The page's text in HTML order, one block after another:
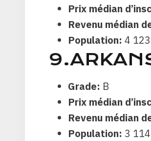
Prix ​​médian
Revenu médian
Population: 4
Grade: B
Prix ​​médian
Revenu médian
Population: 3